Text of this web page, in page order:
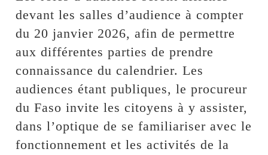
devant les salles d’audience à compter
du 20 janvier 2026, afin de permettre
aux différentes parties de prendre
connaissance du calendrier. Les
audiences étant publiques, le procureur
du Faso invite les citoyens à y assister,
dans l’optique de se familiariser avec le
fonctionnement et les activités de la